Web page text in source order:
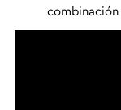
combinación